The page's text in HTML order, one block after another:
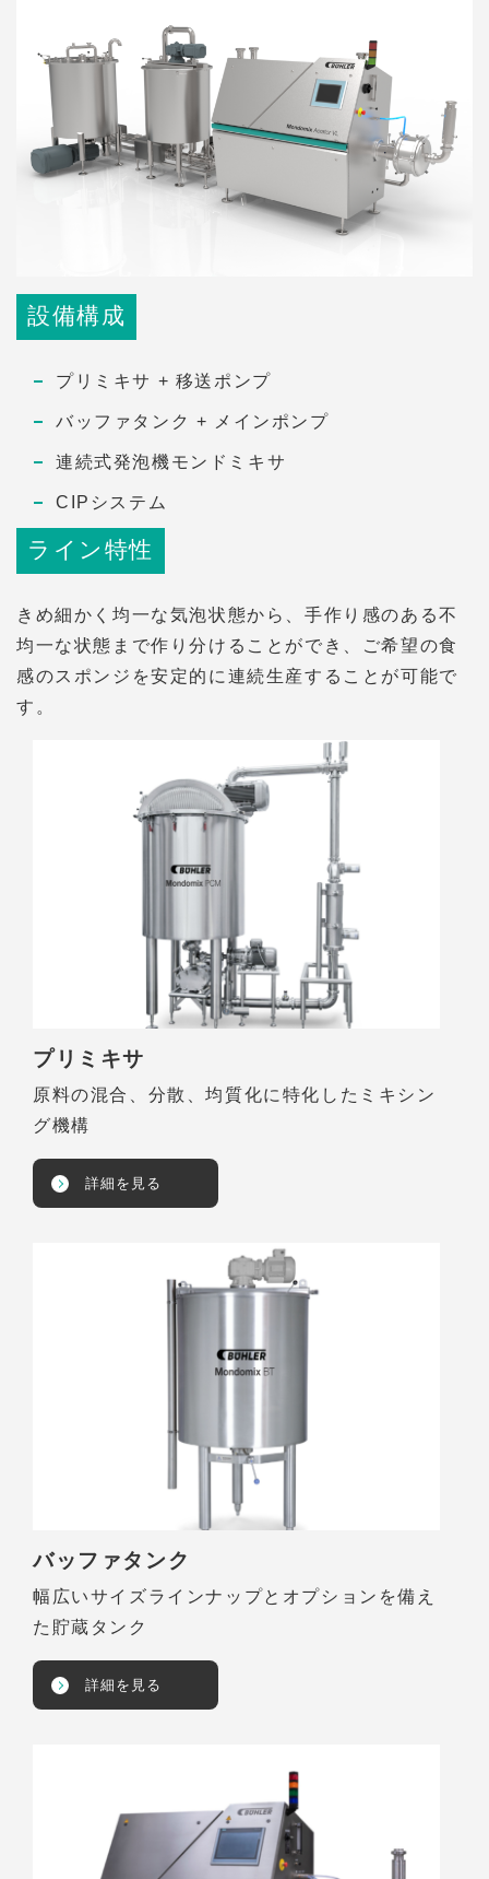
設備構成
プリミキサ + 移送ポンプ
バッファタンク + メインポンプ
連続式発泡機モンドミキサ
CIPシステム
ライン特性
きめ細かく均一な気泡状態から、手作り感のある不
均一な状態まで作り分けることができ、ご希望の食
感のスポンジを安定的に連続生産することが可能で
す。
プリミキサ
原料の混合、分散、均質化に特化したミキシン
グ機構
詳細を見る
バッファタンク
幅広いサイズラインナップとオプションを備え
た貯蔵タンク
詳細を見る